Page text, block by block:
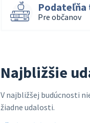
Podateľňa
Pre občanov
Najbližšie
V najbližšej budúcnosti
žiadne udalosti.